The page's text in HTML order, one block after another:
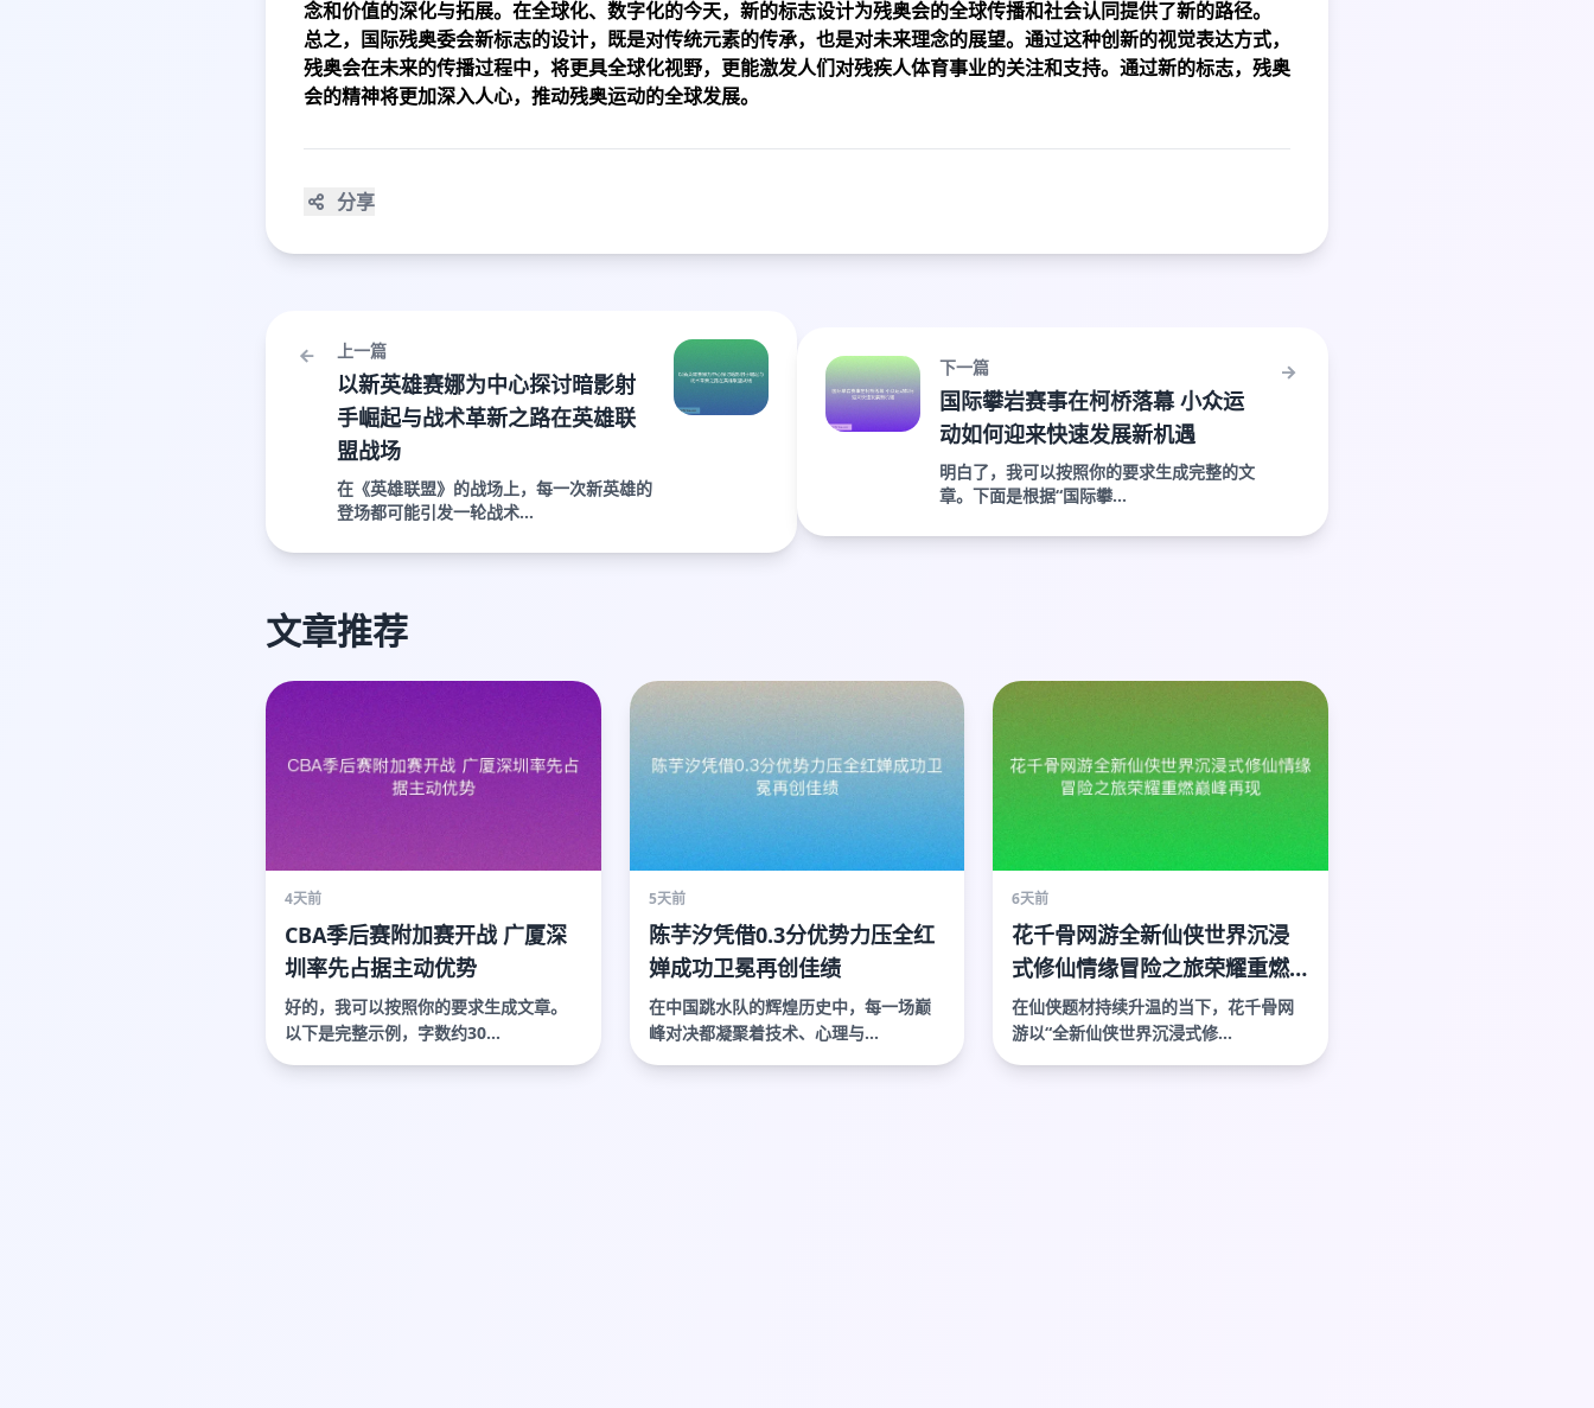
念和价值的深化与拓展。在全球化、数字化的今天，新的标志设计为残奥会的全球传播和社会认同提供了新的路径。
总之，国际残奥委会新标志的设计，既是对传统元素的传承，也是对未来理念的展望。通过这种创新的视觉表达方式，
残奥会在未来的传播过程中，将更具全球化视野，更能激发人们对残疾人体育事业的关注和支持。通过新的标志，残奥
会的精神将更加深入人心，推动残奥运动的全球发展。
分享
上一篇
以新英雄赛娜为中心探讨暗影射
手崛起与战术革新之路在英雄联
盟战场
在《英雄联盟》的战场上，每一次新英雄的
登场都可能引发一轮战术...
下一篇
国际攀岩赛事在柯桥落幕 小众运
动如何迎来快速发展新机遇
明白了，我可以按照你的要求生成完整的文
章。下面是根据“国际攀...
文章推荐
4天前
CBA季后赛附加赛开战 广厦深
圳率先占据主动优势
好的，我可以按照你的要求生成文章。
以下是完整示例，字数约30...
5天前
陈芋汐凭借0.3分优势力压全红
婵成功卫冕再创佳绩
在中国跳水队的辉煌历史中，每一场巅
峰对决都凝聚着技术、心理与...
6天前
花千骨网游全新仙侠世界沉浸
式修仙情缘冒险之旅荣耀重燃
巅峰再现
在仙侠题材持续升温的当下，花千骨网
游以“全新仙侠世界沉浸式修...